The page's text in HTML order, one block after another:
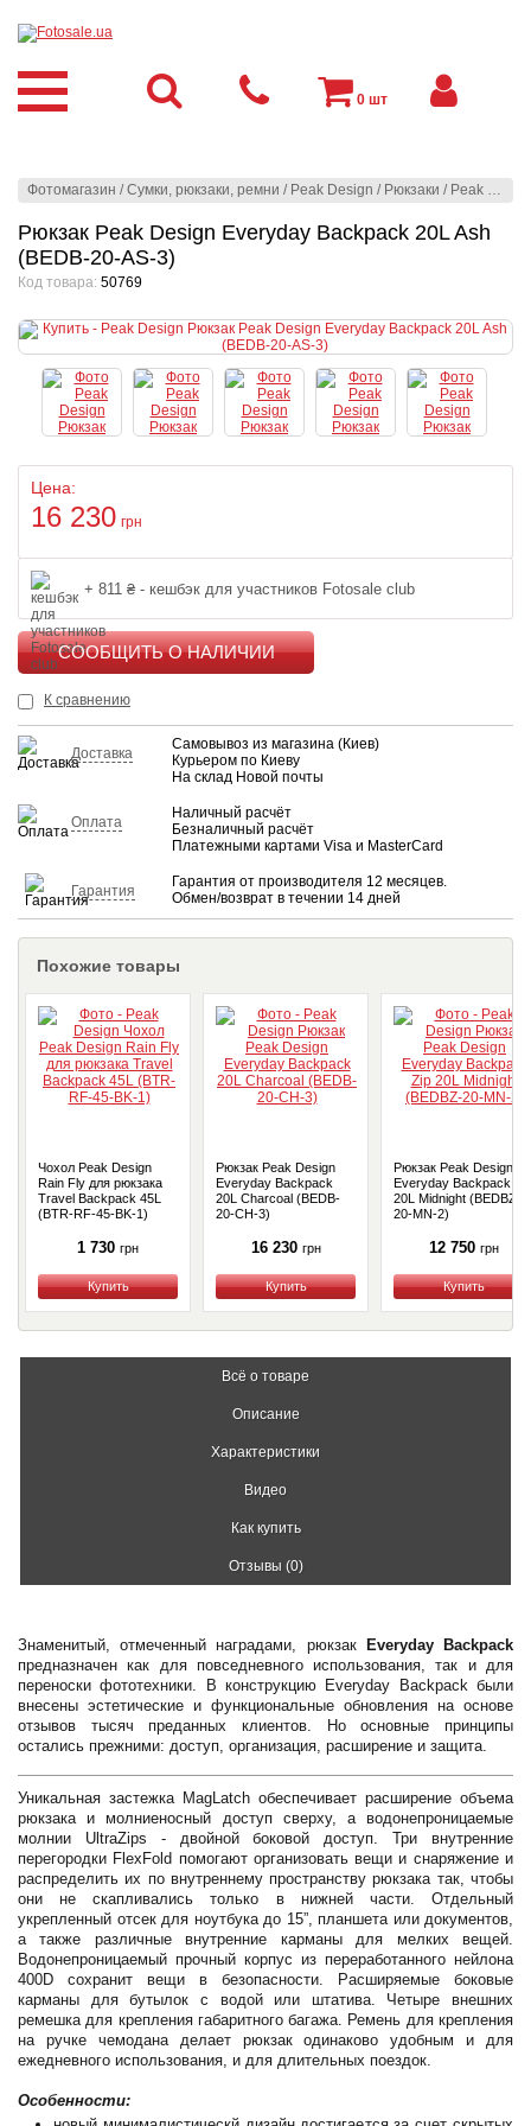
Фотомагазин /Сумки, рюкзаки, ремни / Peak Design / Рюкзаки / Peak Design
Рюкзак Peak Design Everyday Backpack 20L Ash
(BEDB-20-AS-3)
Код товара: 50769
Цена:
16 230 грн
+ 811 ₴ - кешбэк для участников Fotosale club
К сравнению
Доставка
Самовывоз из магазина (Киев)
Курьером по Киеву
На склад Новой почты
Оплата
Наличный расчёт
Безналичный расчёт
Платежными картами Visa и MasterCard
Гарантия
Гарантия от производителя 12 месяцев.
Обмен/возврат в течении 14 дней
Похожие товары
Чохол Peak Design
Rain Fly для рюкзака
Travel Backpack 45L
(BTR-RF-45-BK-1)
1 730 грн
Купить
Рюкзак Peak Design
Everyday Backpack
20L Charcoal (BEDB-
20-CH-3)
16 230 грн
Купить
Рюкзак Peak Design
Everyday Backpack Zip
20L Midnight (BEDBZ-
20-MN-2)
12 750 грн
Купить
Всё о товаре
Описание
Характеристики
Видео
Как купить
Отзывы (0)
Знаменитый, отмеченный наградами, рюкзак
Everyday Backpack
предназначен как для повседневного использования, так и для
переноски фототехники. В конструкцию Everyday Backpack были
внесены эстетические и функциональные обновления на основе
отзывов тысяч преданных клиентов. Но основные принципы
остались прежними: доступ, организация, расширение и защита.
Уникальная застежка MagLatch обеспечивает расширение объема
рюкзака и молниеносный доступ сверху, а водонепроницаемые
молнии UltraZips - двойной боковой доступ. Три внутренние
перегородки FlexFold помогают организовать вещи и снаряжение и
распределить их по внутреннему пространству рюкзака так, чтобы
они не скапливались только в нижней части. Отдельный
укрепленный отсек для ноутбука до 15”, планшета или документов,
а также различные внутренние карманы для мелких вещей.
Водонепроницаемый прочный корпус из переработанного нейлона
400D сохранит вещи в безопасности. Расширяемые боковые
карманы для бутылок с водой или штатива. Четыре внешних
ремешка для крепления габаритного багажа. Ремень для крепления
на ручке чемодана делает рюкзак одинаково удобным и для
ежедневного использования, и для длительных поездок.
Особенности:
0 шт